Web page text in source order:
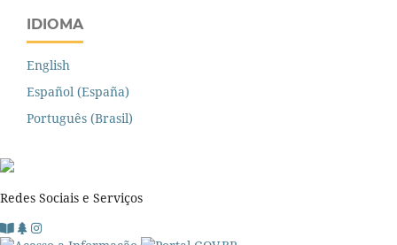
IDIOMA
English
Español (España)
Português (Brasil)
Redes Sociais e Serviços